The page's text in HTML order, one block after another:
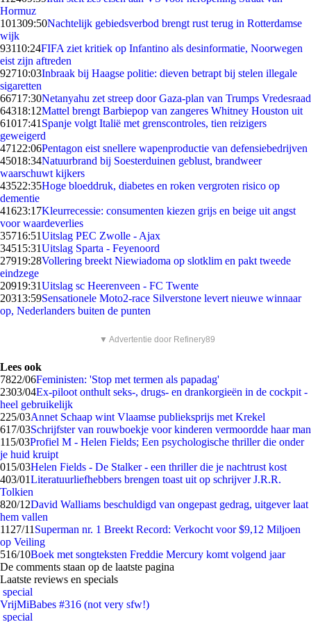
Hormuz
101309:50Nachtelijk gebiedsverbod brengt rust terug in Rotterdamse
wijk
93110:24FIFA ziet kritiek op Infantino als desinformatie, Noorwegen
eist zijn aftreden
92710:03Inbraak bij Haagse politie: dieven betrapt bij stelen illegale
sigaretten
66717:30Netanyahu zet streep door Gaza-plan van Trumps Vredesraad
64318:12Mattel brengt Barbiepop van zangeres Whitney Houston uit
61017:41 Spanje volgt Italië met grenscontroles, tien reizigers
geweigerd
471 22:06Pentagon eist snellere wapenproductie van defensiebedrijven
45018:34Natuurbrand bij Soesterduinen geblust, brandweer
waarschuwt kijkers
43522:35Hoge bloeddruk, diabetes en roken vergroten risico op
dementie
41623:17Kleurrecessie: consumenten kiezen grijs en beige uit angst
voor waardeverlies
35716:51Uitslag PEC Zwolle - Ajax
34515:31Uitslag Sparta - Feyenoord
27919:28Vollering breekt Niewiadoma op slotklim en pakt tweede
eindzege
20919:31Uitslag sc Heerenveen - FC Twente
20313:59Sensationele Moto2-race Silverstone levert nieuwe winnaar
op, Nederlanders buiten de punten
▼ Advertentie door Refinery89
Lees ook
7822/06Feministen: 'Stop met termen als papadag'
2303/04Ex-piloot onthult seks-, drugs- en drankorgieën in de cockpit -
heel gebruikelijk
225/03Annet Schaap wint Vlaamse publieksprijs met Krekel
617/03Schrijfster van rouwboekje voor kinderen vermoordde haar man
115/03Profiel M - Helen Fields; Een psychologische thriller die onder
je huid kruipt
015/03Helen Fields - De Stalker - een thriller die je nachtrust kost
403/01Literatuurliefhebbers brengen toast uit op schrijver J.R.R.
Tolkien
820/12David Walliams beschuldigd van ongepast gedrag, uitgever laat
hem vallen
11 27/11 Superman nr. 1 Breekt Record: Verkocht voor $9,12 Miljoen
op Veiling
516/10Boek met songteksten Freddie Mercury komt volgend jaar
De comments staan op de laatste pagina
Laatste reviews en specials
special
VrijMiBabes #316 (not very sfw!)
special